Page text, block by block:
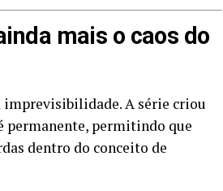
mais o caos do
imprevisibilidade. A série criou
permanente, permitindo que
dentro do conceito de